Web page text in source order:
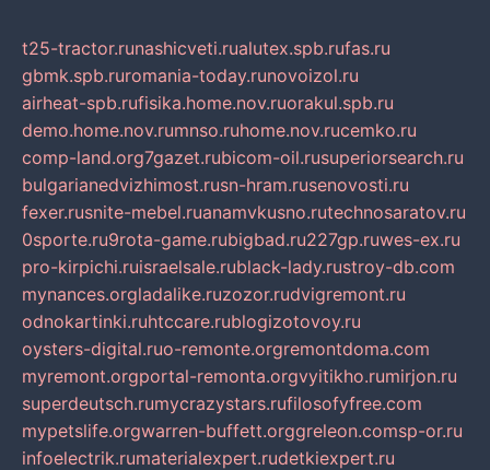
t25-tractor.runashicveti.rualutex.spb.rufas.ru
gbmk.spb.ruromania-today.runovoizol.ru
airheat-spb.rufisika.home.nov.ruorakul.spb.ru
demo.home.nov.rumnso.ruhome.nov.rucemko.ru
comp-land.org7gazet.rubicom-oil.rusuperiorsearch.ru
bulgarianedvizhimost.rusn-hram.rusenovosti.ru
fexer.rusnite-mebel.ruanamvkusno.rutechnosaratov.ru
0sporte.ru9rota-game.rubigbad.ru227gp.ruwes-ex.ru
pro-kirpichi.ruisraelsale.rublack-lady.rustroy-db.com
mynances.orgladalike.ruzozor.rudvigremont.ru
odnokartinki.ruhtccare.rublogizotovoy.ru
oysters-digital.ruo-remonte.orgremontdoma.com
myremont.orgportal-remonta.orgvyitikho.rumirjon.ru
superdeutsch.rumycrazystars.rufilosofyfree.com
mypetslife.orgwarren-buffett.orggreleon.comsp-or.ru
infoelectrik.rumaterialexpert.rudetkiexpert.ru